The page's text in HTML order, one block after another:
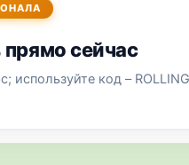
сейчас
используйте код –